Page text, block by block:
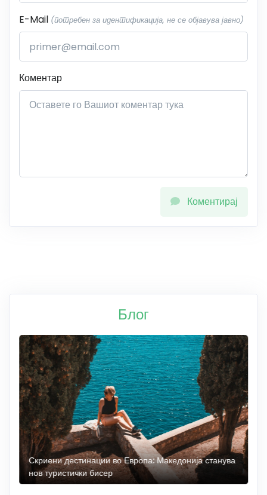
E-Mail (потребен за идентификација, не се објавува јавно)
Коментар
Коментирај
Блог
Скриени дестинации во Европа: Македонија станува
нов туристички бисер